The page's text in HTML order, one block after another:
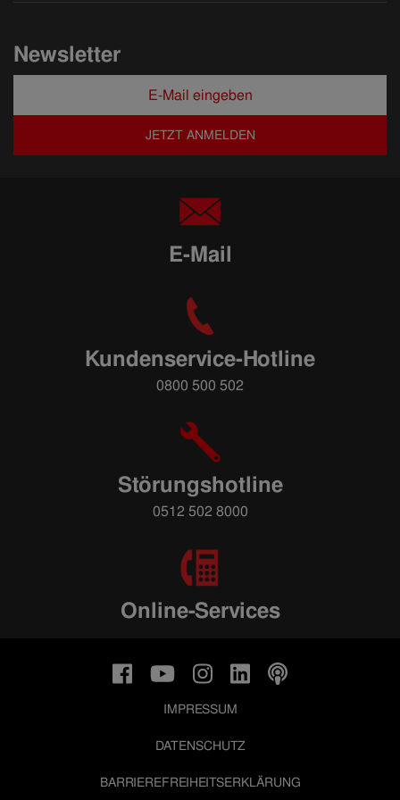
Newsletter
JETZT ANMELDEN
E-Mail
Kundenservice-Hotline
0800 500 502
Störungshotline
0512 502 8000
Online-Services
IMPRESSUM
DATENSCHUTZ
BARRIEREFREIHEITSERKLÄRUNG